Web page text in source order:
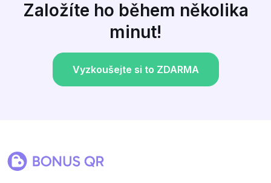
Založíte ho během několika
minut!
Vyzkoušejte si to ZDARMA